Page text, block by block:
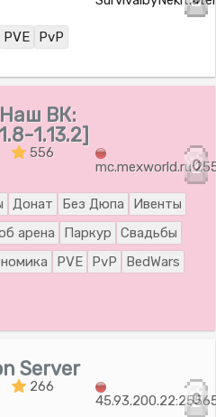
PVE PvP
Наш ВК:
1.13.2]
556
0
Донат Без Дюпа
Ивенты
арена Паркур
Свадьбы
PVE PvP
BedWars
Server
266
0